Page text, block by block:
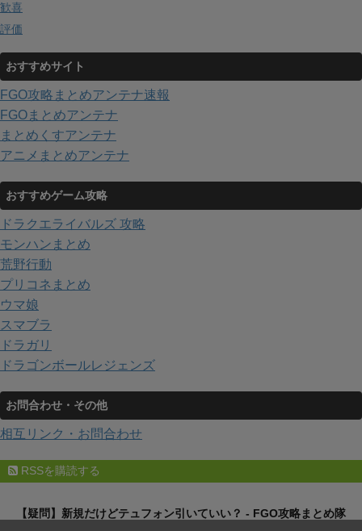
歓喜
評価
おすすめサイト
FGO攻略まとめアンテナ速報
FGOまとめアンテナ
まとめくすアンテナ
アニメまとめアンテナ
おすすめゲーム攻略
ドラクエライバルズ 攻略
モンハンまとめ
荒野行動
プリコネまとめ
ウマ娘
スマブラ
ドラガリ
ドラゴンボールレジェンズ
お問合わせ・その他
相互リンク・お問合わせ
RSSを購読する
【疑問】新規だけどテュフォン引いていい？ - FGO攻略まとめ隊